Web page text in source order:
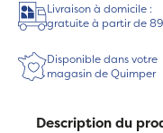
Livraison à domicile :
gratuite à partir de
Disponible dans votre
magasin de Quimper
Description du